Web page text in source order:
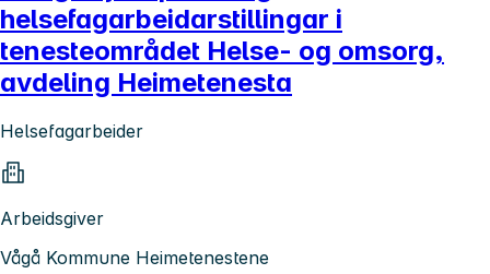
helsefagarbeidarstillingar i
tenesteområdet Helse- og omsorg,
avdeling Heimetenesta
Helsefagarbeider
Arbeidsgiver
Vågå Kommune Heimetenestene